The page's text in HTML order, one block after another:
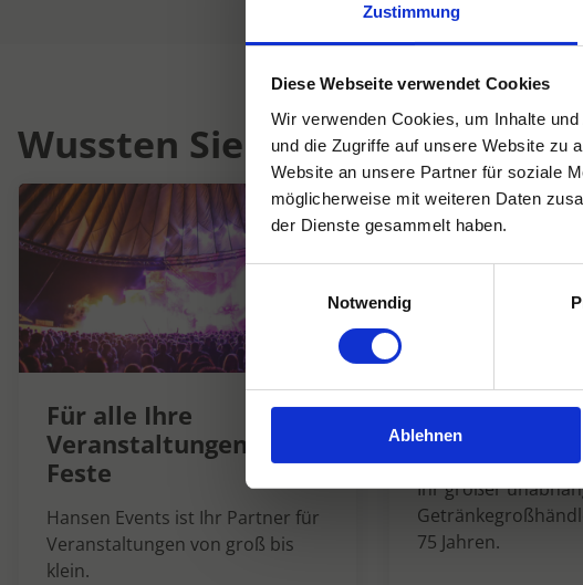
Zustimmung
Diese Webseite verwendet Cookies
Wir verwenden Cookies, um Inhalte
und die Zugriffe auf unsere Website zu
Website an unsere Partner für soziale
möglicherweise mit weiteren Daten
der Dienste gesammelt haben.
Notwendig
Ablehnen
Wussten Sie schon...
Für alle Ihre
Veranstaltungen und
Feste
Hansen Events ist Ihr Partner für
Veranstaltungen von groß bis
klein.
Hansen
1947
Ihr großer
75 Jahren.